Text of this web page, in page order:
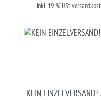
inkl. 19 % USt
KEIN